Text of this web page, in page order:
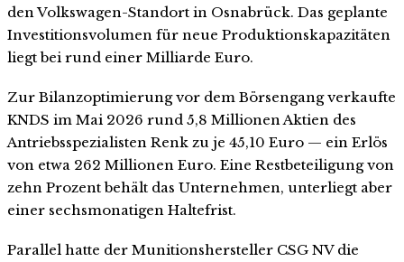
den Volkswagen-Standort in Osnabrück. Das geplante
Investitionsvolumen für neue Produktionskapazitäten
liegt bei rund einer Milliarde Euro.
Zur Bilanzoptimierung vor dem Börsengang verkaufte
KNDS im Mai 2026 rund 5,8 Millionen Aktien des
Antriebsspezialisten Renk zu je 45,10 Euro — ein Erlös
von etwa 262 Millionen Euro. Eine Restbeteiligung von
zehn Prozent behält das Unternehmen, unterliegt aber
einer sechsmonatigen Haltefrist.
Parallel hatte der Munitionshersteller CSG NV die